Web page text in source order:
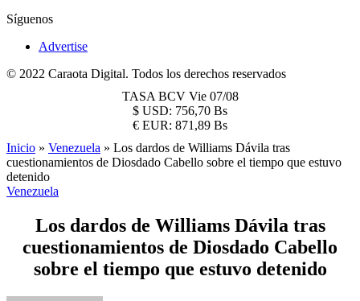
Síguenos
Advertise
© 2022 Caraota Digital. Todos los derechos reservados
TASA BCV Vie 07/08
$ USD: 756,70 Bs
€ EUR: 871,89 Bs
Inicio » Venezuela » Los dardos de Williams Dávila tras
cuestionamientos de Diosdado Cabello sobre el tiempo que estuvo
detenido
Venezuela
Los dardos de Williams Dávila tras
cuestionamientos de Diosdado Cabello
sobre el tiempo que estuvo detenido